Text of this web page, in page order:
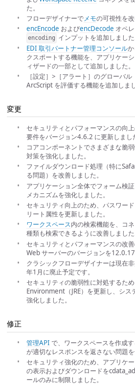
た。
フローデザイナーでメモの可視性を改
encEncode およびencDecode オペ
encoding インプットを追加しました
EDI 取引パートナー管理コンソール
クスポートする機能を、アプリケー
ィザードの一部として追加しました。
［設定］>［アラート］のグローバ
ArcScript を評価する機能を追加しまし
変更
セキュリティとパフォーマンスの向
要件をバージョン4.6.2 に更新しまし
コアコンポーネントでさまざまな脆
対策を強化しました。
ファイルダウンロード処理（特に
る問題）を改善しました。
アプリケーション全体でフォーム検
メカニズムを強化しました。
セキュリティ向上のため、パスワー
リート属性を更新しました。
ワークスペース内の検索機能を、コ
種類も検索できるように改善しました
セキュリティとパフォーマンスの改
Web サーバーのバージョンを12.0.17
クラシックフローデザイナーは現在
年1月に廃止予定です。
セキュリティの脆弱性に対処するた
Environment（JRE）を更新し、シス
強化しました。
修正
管理API で、ワークスペースを作成
が適切なレスポンスを返さない問題を
セキュリティ強化のため、アプリケ
の表示およびダウンロードを
ールのみに制限しました。